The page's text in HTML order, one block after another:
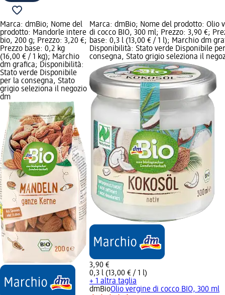
Marca: dmBio; Nome del
prodotto: Mandorle intere
bio, 200 g; Prezzo: 3,20 €;
Prezzo base: 0,2 kg
(16,00 € / 1 kg); Marchio
dm grafica; Disponibilità:
Stato verde Disponibile
per la consegna, Stato
grigio seleziona il negozio
dm
Marca: dmBio; Nome del prodotto: Olio
di cocco BIO, 300 ml; Prezzo: 3,90 €;
base: 0,3 l (13,00 € / 1 l); Marchio dm
Disponibilità: Stato verde Disponibile
consegna, Stato grigio seleziona il
3,90 €
0,3 l (13,00 € / 1 l)
+ 1 altra taglia
dmBioOlio vergine di cocco BIO, 300 ml